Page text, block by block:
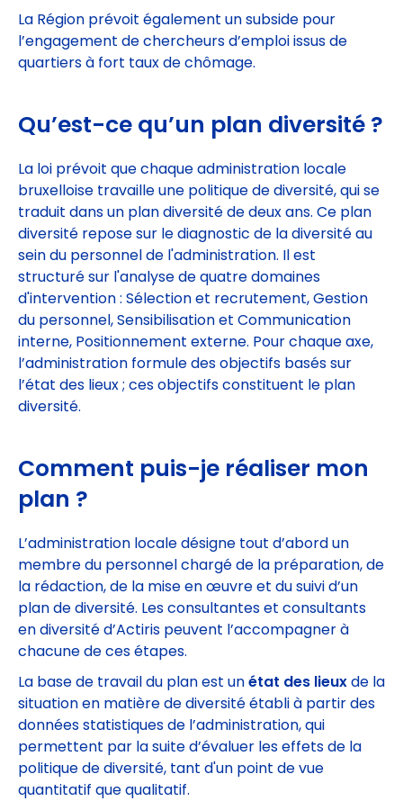
La Région prévoit également un subside pour
l’engagement de chercheurs d’emploi issus de
quartiers à fort taux de chômage.
Qu’est-ce qu’un plan diversité ?
La loi prévoit que chaque administration locale
bruxelloise travaille une politique de diversité, qui se
traduit dans un plan diversité de deux ans. Ce plan
diversité repose sur le diagnostic de la diversité au
sein du personnel de l'administration. Il est
structuré sur l'analyse de quatre domaines
d'intervention : Sélection et recrutement, Gestion
du personnel, Sensibilisation et Communication
interne, Positionnement externe. Pour chaque axe,
l’administration formule des objectifs basés sur
l’état des lieux ; ces objectifs constituent le plan
diversité.
Comment puis-je réaliser mon
plan ?
L’administration locale désigne tout d’abord un
membre du personnel chargé de la préparation, de
la rédaction, de la mise en œuvre et du suivi d’un
plan de diversité. Les consultantes et consultants
en diversité d’Actiris peuvent l’accompagner à
chacune de ces étapes.
La base de travail du plan est unétat des lieuxde la
situation en matière de diversité établi à partir des
données statistiques de l’administration, qui
permettent par la suite d’évaluer les effets de la
politique de diversité, tant d'un point de vue
quantitatif que qualitatif.